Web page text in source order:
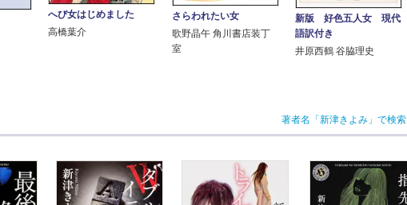
へび女はじめました
高橋葉介
さらわれたい女
歌野晶午 角川書店装丁
室
新版 好色五人女 現代
語訳付き
井原西鶴 谷脇理史
著者名「新津きよみ」で検索